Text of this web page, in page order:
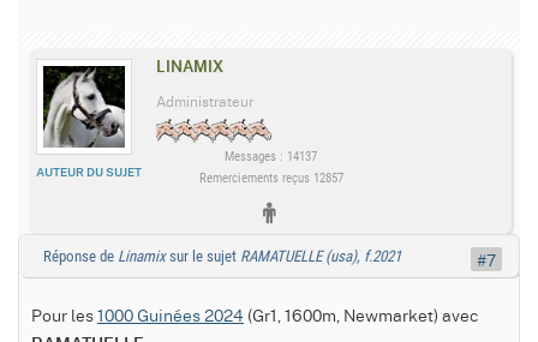
LINAMIX
AUTEUR DU SUJET
Administrateur
Messages : 14137
Remerciements reçus 12857
Réponse de Linamixsur le sujet RAMATUELLE (usa), f.2021
Pour les1000 Guinées 2024 (Gr1, 1600m, Newmarket) avec
#7